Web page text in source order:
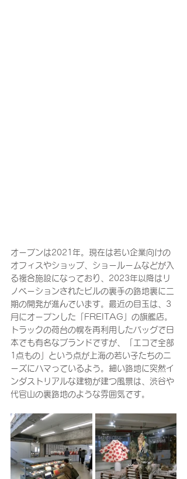
オープンは2021年。現在は若い企業向けの
オフィスやショップ、ショールームなどが入
る複合施設になっており、2023年以降はリ
ノベーションされたビルの裏手の路地裏に二
期の開発が進んでいます。最近の目玉は、3
月にオープンした「FREITAG」の旗艦店。
トラックの荷台の幌を再利用したバッグで日
本でも有名なブランドですが、「エコで全部
1点もの」という点が上海の若い子たちのニ
ーズにハマっているよう。細い路地に突然イ
ンダストリアルな建物が建つ風景は、渋谷や
代官山の裏路地のような雰囲気です。